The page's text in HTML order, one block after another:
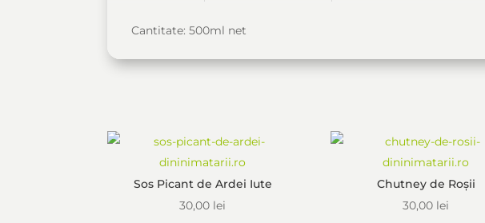
Cantitate: 500ml net
Sos Picant de Ardei Iute
30,00 lei
Chutney de Roșii
30,00 lei